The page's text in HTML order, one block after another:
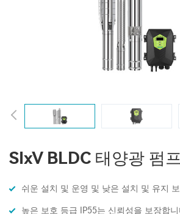
SIxV BLDC 태양광 펌
쉬운 설치 및 운영 및 낮은 설치 및 유지
높은 보호 등급 IP55는 신뢰성을 보장합